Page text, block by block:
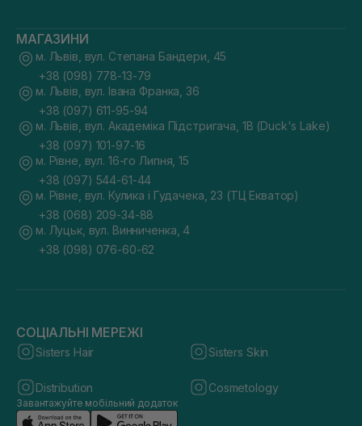
МАГАЗИНИ
м. Львів, вул. Степана Бандери, 45
+38 (098) 778-13-79
м. Львів, вул. Івана Франка, 36
+38 (097) 611-95-94
м. Львів, вул. Академіка Підстригача, 1В (Duck's Lake)
+38 (097) 101-97-16
м. Рівне, вул. 16-го Липня, 15
+38 (097) 544-61-44
м. Рівне, вул. Кулика і Гудачека, 23 (ТЦ Екватор)
+38 (068) 209-34-88
м. Луцьк, вул. Винниченка, 4
+38 (098) 076-60-62
СОЦІАЛЬНІ МЕРЕЖІ
Sisters Hair Sisters Skin
Distribution Cosmetology
Завантажуйте мобільний додаток